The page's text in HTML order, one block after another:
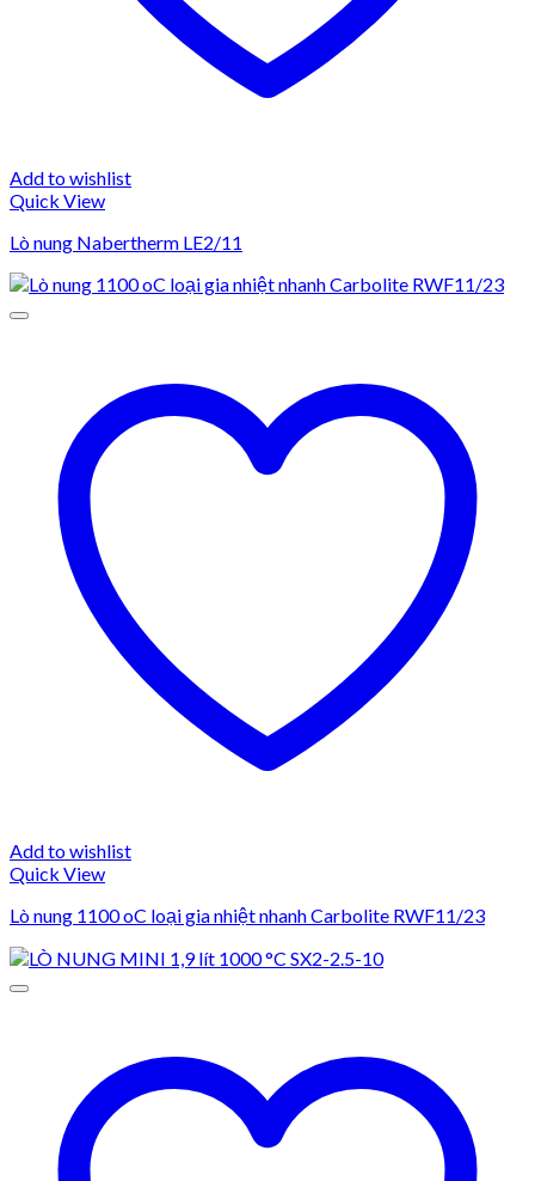
Add to wishlist
Quick View
Lò nung Nabertherm LE2/11
Add to wishlist
Quick View
Lò nung 1100 oC loại gia nhiệt nhanh Carbolite RWF11/23